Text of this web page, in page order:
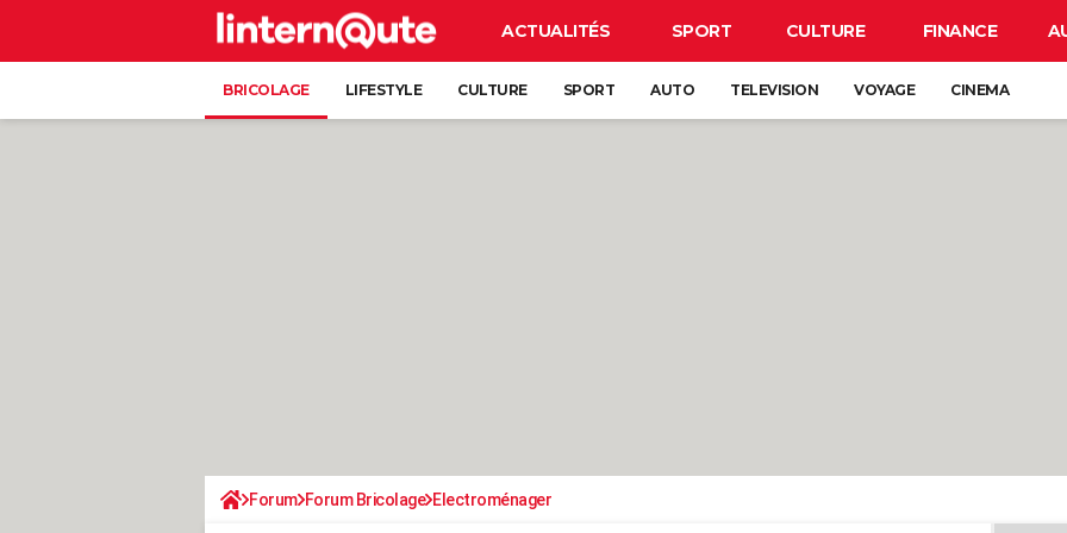
ACTUALITÉS SPORT CULTURE FINANCE
BRICOLAGE LIFESTYLE CULTURE SPORT AUTO TELEVISION VOYAGE CINEMA
Forum Forum Bricolage Electroménager